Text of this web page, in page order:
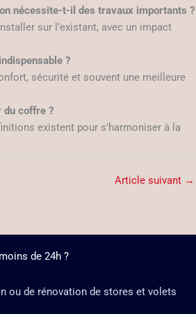
nécessite-t-il des travaux importants ?
sur l’existant, avec un impact
?
sécurité et souvent une meilleure
du coffre ?
existent pour s’harmoniser à la
Article suivant →
de 24h ?
ou de rénovation de stores et volets